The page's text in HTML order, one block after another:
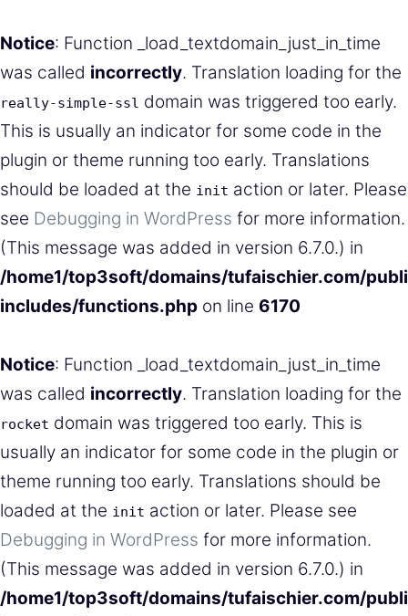
Notice: Function _load_textdomain_just_in_time
was called incorrectly. Translation loading for the
really-simple-ssl domain was triggered too early.
This is usually an indicator for some code in the
plugin or theme running too early. Translations
should be loaded at the init action or later. Please
see Debugging in WordPress for more information.
(This message was added in version 6.7.0.) in
/home1/top3soft/domains/tufaischier.com/
includes/functions.php on line 6170
Notice: Function _load_textdomain_just_in_time
was called incorrectly. Translation loading for the
rocket domain was triggered too early. This is
usually an indicator for some code in the plugin or
theme running too early. Translations should be
loaded at the init action or later. Please see
Debugging in WordPress for more information.
(This message was added in version 6.7.0.) in
/home1/top3soft/domains/tufaischier.com/